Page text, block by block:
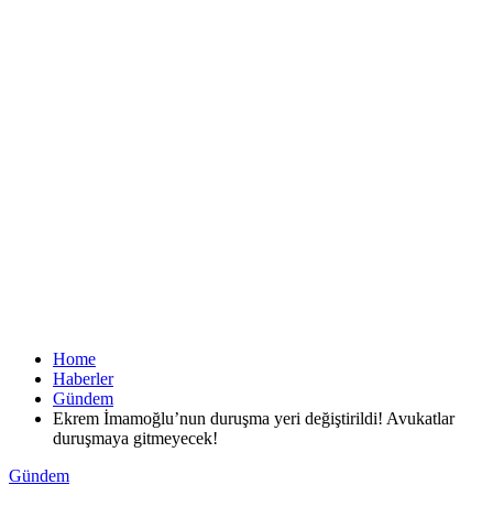
Home
Haberler
Gündem
Ekrem İmamoğlu’nun duruşma yeri değiştirildi! Avukatlar
duruşmaya gitmeyecek!
Gündem